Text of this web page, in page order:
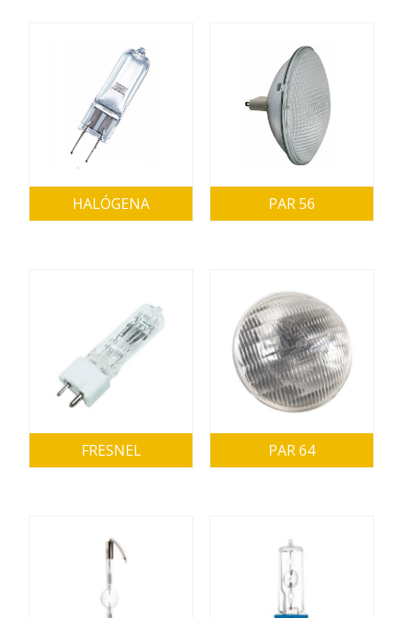
HALÓGENA PAR 56
FRESNEL PAR 64